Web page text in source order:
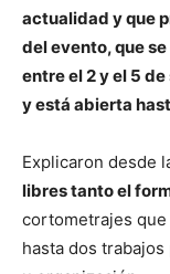
actualidad y que
del evento, que
entre el 2 y el 5
y está abierta
Explicaron desde
libres tanto el
cortometrajes
hasta dos